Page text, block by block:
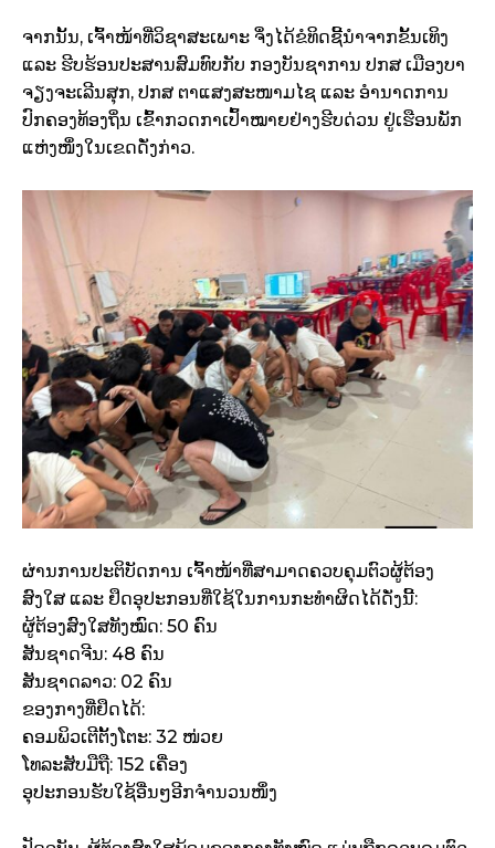
ຈາກນັ້ນ, ເຈົ້າໜ້າທີ່ວິຊາສະເພາະ ຈຶ່ງໄດ້ຂໍທິດຊີ້ນຳຈາກຂັ້ນເທິງ
ແລະ ຮີບຮ້ອນປະສານສົມທົບກັບ ກອງບັນຊາການ ປກສ ເມືອງບາ
ຈຽງຈະເລີນສຸກ, ປກສ ຕາແສງສະໜາມໄຊ ແລະ ອຳນາດການ
ປົກຄອງທ້ອງຖິ່ນ ເຂົ້າກວດກາເປົ້າໝາຍຢ່າງຮີບດ່ວນ ຢູ່ເຮືອນພັກ
ແຫ່ງໜຶ່ງໃນເຂດດັ່ງກ່າວ.
ຜ່ານການປະຕິບັດການ ເຈົ້າໜ້າທີ່ສາມາດຄວບຄຸມຕົວຜູ້ຕ້ອງ
ສົງໃສ ແລະ ຢຶດອຸປະກອນທີ່ໃຊ້ໃນການກະທຳຜິດໄດ້ດັ່ງນີ້:
ຜູ້ຕ້ອງສົງໃສທັງໝົດ: 50 ຄົນ
ສັນຊາດຈີນ: 48 ຄົນ
ສັນຊາດລາວ: 02 ຄົນ
ຂອງກາງທີ່ຢຶດໄດ້:
ຄອມພິວເຕີຕັ້ງໂຕະ: 32 ໜ່ວຍ
ໂທລະສັບມືຖື: 152 ເຄື່ອງ
ອຸປະກອນຮັບໃຊ້ອື່ນໆອີກຈຳນວນໜຶ່ງ